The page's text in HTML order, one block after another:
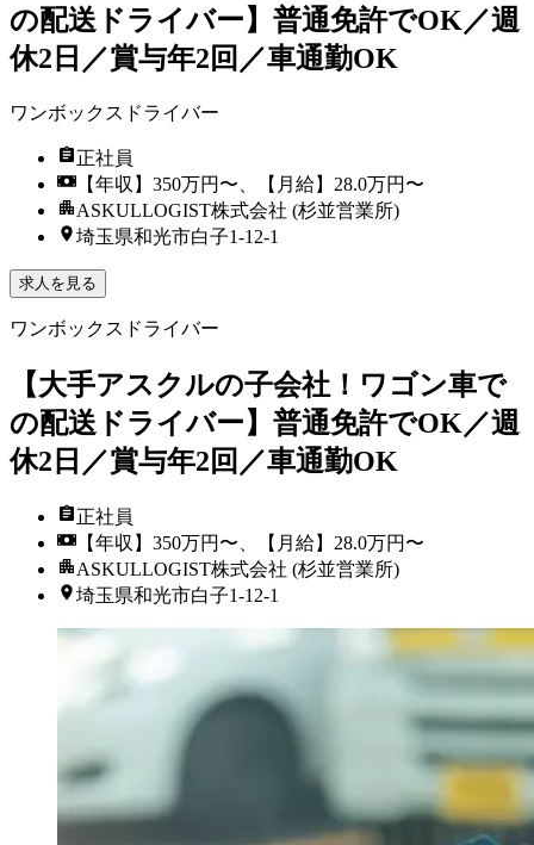
の配送ドライバー】普通免許でOK／週
休2日／賞与年2回／車通勤OK
ワンボックスドライバー
正社員
【年収】350万円〜、【月給】28.0万円〜
ASKULLOGIST株式会社 (杉並営業所)
埼玉県和光市白子1-12-1
求人を見る
ワンボックスドライバー
【大手アスクルの子会社！ワゴン車で
の配送ドライバー】普通免許でOK／週
休2日／賞与年2回／車通勤OK
正社員
【年収】350万円〜、【月給】28.0万円〜
ASKULLOGIST株式会社 (杉並営業所)
埼玉県和光市白子1-12-1